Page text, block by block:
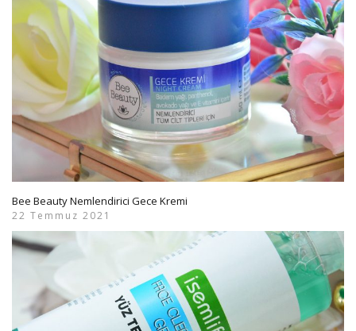
Bee Beauty Nemlendirici Gece Kremi
22 Temmuz 2021